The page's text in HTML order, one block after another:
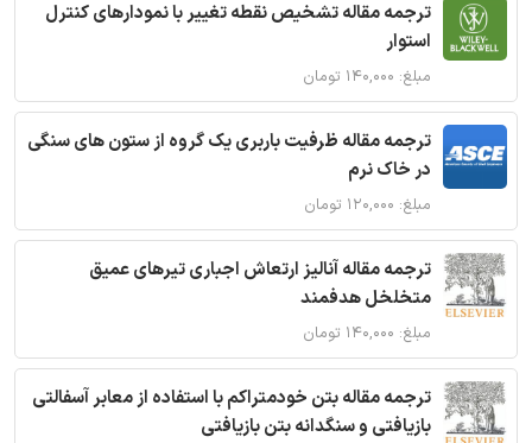
ترجمه مقاله تشخیص نقطه تغییر با نمودارهای کنترل
استوار
مبلغ: ۱۴۰,۰۰۰ تومان
ترجمه مقاله ظرفیت باربری یک گروه از ستون های سنگی
در خاک نرم
مبلغ: ۱۲۰,۰۰۰ تومان
ترجمه مقاله آنالیز ارتعاش اجباری تیرهای عمیق
متخلخل هدفمند
مبلغ: ۱۴۰,۰۰۰ تومان
ترجمه مقاله بتن خودمتراکم با استفاده از معابر آسفالتی
بازیافتی و سنگدانه بتن بازیافتی